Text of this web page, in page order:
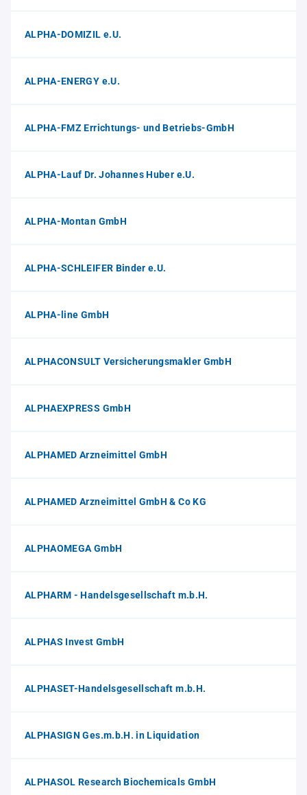
ALPHA-DOMIZIL e.U.
ALPHA-ENERGY e.U.
ALPHA-FMZ Errichtungs- und Betriebs-GmbH
ALPHA-Lauf Dr. Johannes Huber e.U.
ALPHA-Montan GmbH
ALPHA-SCHLEIFER Binder e.U.
ALPHA-line GmbH
ALPHACONSULT Versicherungsmakler GmbH
ALPHAEXPRESS GmbH
ALPHAMED Arzneimittel GmbH
ALPHAMED Arzneimittel GmbH & Co KG
ALPHAOMEGA GmbH
ALPHARM - Handelsgesellschaft m.b.H.
ALPHAS Invest GmbH
ALPHASET-Handelsgesellschaft m.b.H.
ALPHASIGN Ges.m.b.H. in Liquidation
ALPHASOL Research Biochemicals GmbH